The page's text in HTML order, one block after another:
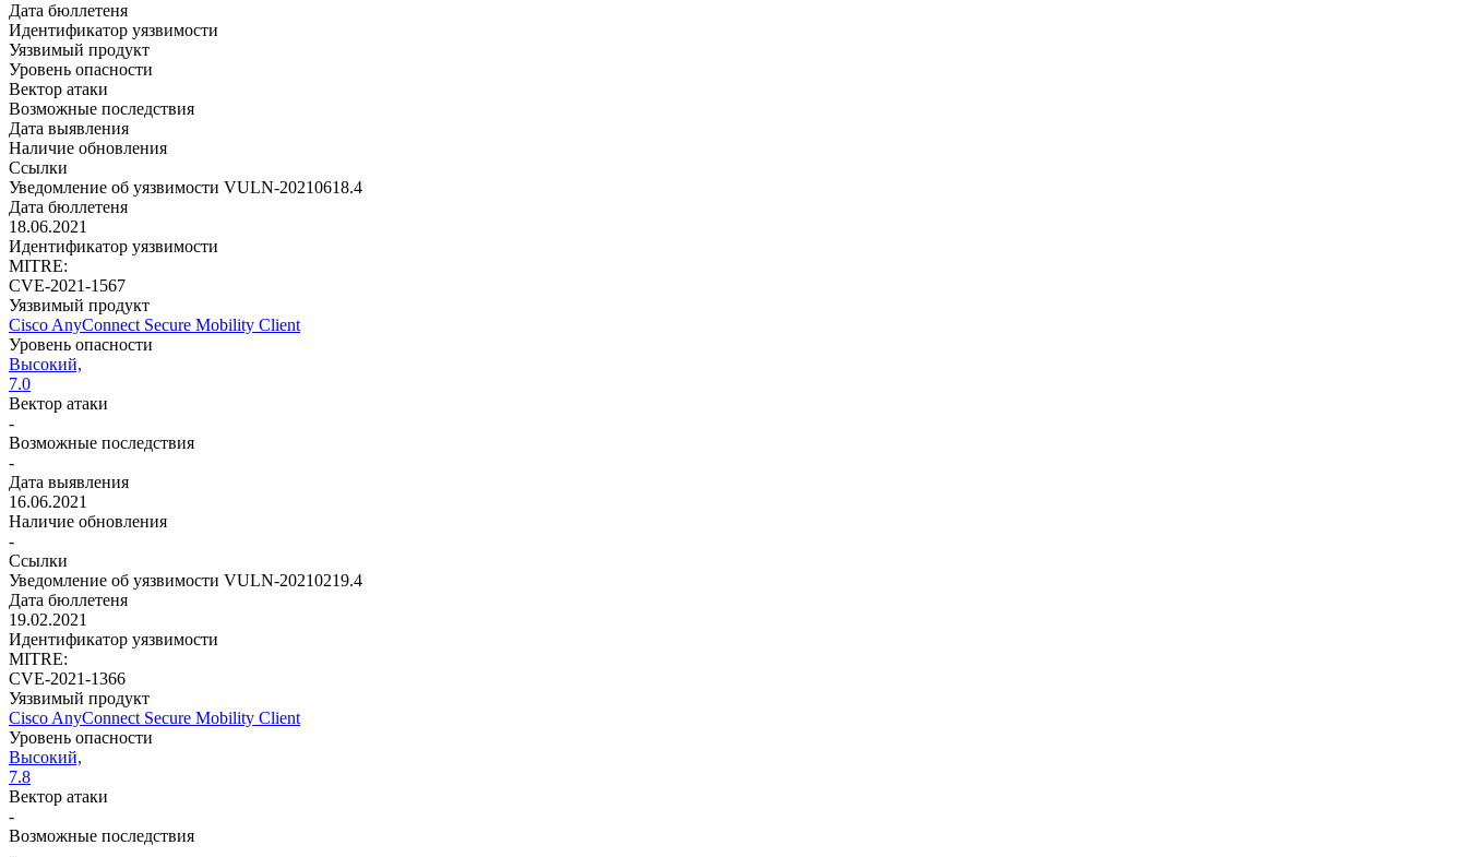
Дата бюллетеня
Идентификатор уязвимости
Уязвимый продукт
Уровень опасности
Вектор атаки
Возможные последствия
Дата выявления
Наличие обновления
Ссылки
Уведомление об уязвимости VULN-20210618.4
Дата бюллетеня
18.06.2021
Идентификатор уязвимости
MITRE:
CVE-2021-1567
Уязвимый продукт
Cisco AnyConnect Secure Mobility Client
Уровень опасности
Высокий,
7.0
Вектор атаки
-
Возможные последствия
-
Дата выявления
16.06.2021
Наличие обновления
-
Ссылки
Уведомление об уязвимости VULN-20210219.4
Дата бюллетеня
19.02.2021
Идентификатор уязвимости
MITRE:
CVE-2021-1366
Уязвимый продукт
Cisco AnyConnect Secure Mobility Client
Уровень опасности
Высокий,
7.8
Вектор атаки
-
Возможные последствия